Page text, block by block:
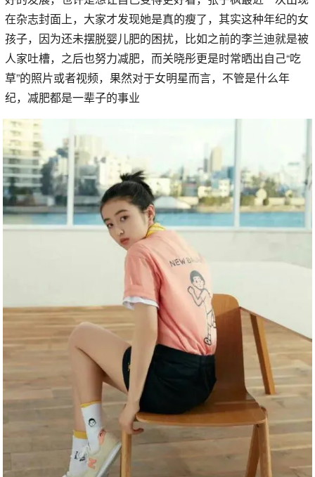
在杂志封面上，大家才发现她是真的瘦了，其实这种年纪的女
孩子，因为还未摆脱婴儿肥的困扰，比如之前的李兰迪就是被
人家吐槽，之后也努力减肥，而关晓彤更是时常晒出自己“吃
草”的照片或者视频，果然对于女明星而言，不管是什么年
纪，减肥都是一辈子的事业